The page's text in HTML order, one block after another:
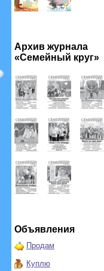
Архив журнала
«Семейный круг»
Объявления
Продам
Куплю